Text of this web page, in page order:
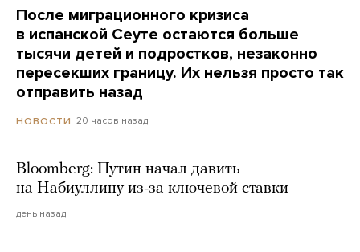
После миграционного кризиса
в испанской Сеуте остаются больше
тысячи детей и подростков, незаконно
пересекших границу. Их нельзя просто так
отправить назад
НОВОСТИ 20 часов назад
Bloomberg: Путин начал давить
на Набиуллину из-за ключевой ставки
день назад